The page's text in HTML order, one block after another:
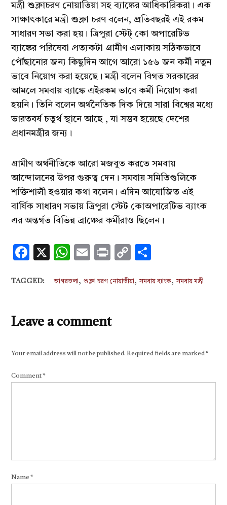
মন্ত্রী শুক্লাচরণ নোয়াতিয়া সহ ব্যাঙ্কের আধিকারিকরা। এক
সাক্ষাৎকারে মন্ত্রী শুক্লা চরণ বলেন, প্রতিবছরই এই রকম
সাধারণ সভা করা হয়। ত্রিপুরা স্টেট্ কো অপারেটিভ
ব্যাঙ্কের পরিষেবা প্রত্যকটা গ্রামীণ এলাকায় সঠিকভাবে
পৌঁছানোর জন্য কিছুদিন আগে আরো ১৫৬ জন কর্মী নতুন
ভাবে নিয়োগ করা হয়েছে। মন্ত্রী বলেন বিগত সরকারের
আমলে সমবায় ব্যাঙ্কে এইরকম ভাবে কর্মী নিয়োগ করা
হয়নি। তিনি বলেন অর্থনৈতিক দিক দিয়ে সারা বিশ্বের মধ্যে
ভারতবর্ষ চতুর্থ স্থানে আছে , যা সম্ভব হয়েছে দেশের
প্রধানমন্ত্রীর জন্য।
গ্রামীণ অর্থনীতিকে আরো মজবুত করতে সমবায়
আন্দোলনের উপর গুরুত্ব দেন। সমবায় সমিতিগুলিকে
শক্তিশালী হওয়ার কথা বলেন। এদিন আযোজিত এই
বার্ষিক সাধারণ সভায় ত্রিপুরা স্টেট কোঅপারেটিভ ব্যাংক
এর অন্তর্গত বিভিন্ন ব্রাঞ্চের কর্মীরাও ছিলেন।
Facebook
X WhatsApp
EmailPrintCopy
TAGGED: আগরতলা ,শুক্লা চরণ নোয়াতীয়া ,সমবায় ব্যাংক,সমবায় মন্ত্রী
Leave a comment
Your email address will not be published. Required fields are marked*
Comment*
Name*